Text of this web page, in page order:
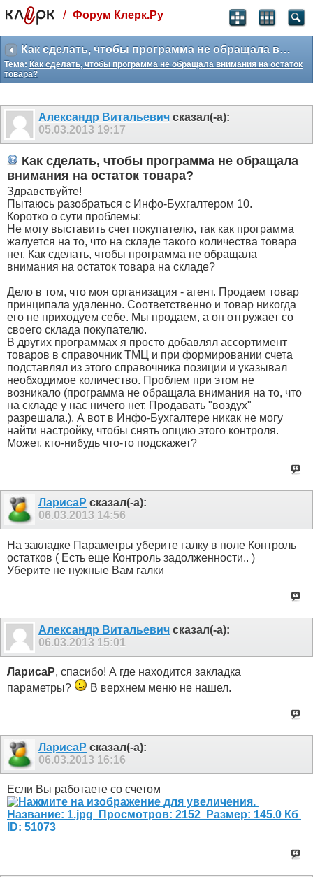
Святые угодники, Клерк без рекламы
прекрасен:)
месяц
99 ₽
259 ₽
-10%
полгода
499 ₽
-15%
Отмена Оплатить
/ Форум Клерк.Ру
Как сделать, чтобы программа не обращала внимания на остаток товара?
Тема: Как сделать, чтобы программа не обращала внимания на остаток
товара?
Александр Витальевич сказал(-а):
05.03.2013 19:17
Как сделать, чтобы программа не обращала
внимания на остаток товара?
Здравствуйте!
Пытаюсь разобраться с Инфо-Бухгалтером 10.
Коротко о сути проблемы:
Не могу выставить счет покупателю, так как программа
жалуется на то, что на складе такого количества товара
нет. Как сделать, чтобы программа не обращала
внимания на остаток товара на складе?
Дело в том, что моя организация - агент. Продаем товар
принципала удаленно. Соответственно и товар никогда
его не приходуем себе. Мы продаем, а он отгружает со
своего склада покупателю.
В других программах я просто добавлял ассортимент
товаров в справочник ТМЦ и при формировании счета
подставлял из этого справочника позиции и указывал
необходимое количество. Проблем при этом не
возникало (программа не обращала внимания на то, что
на складе у нас ничего нет. Продавать "воздух"
разрешала.). А вот в Инфо-Бухгалтере никак не могу
найти настройку, чтобы снять опцию этого контроля.
Может, кто-нибудь что-то подскажет?
ЛарисаР сказал(-а):
06.03.2013 14:56
На закладке Параметры уберите галку в поле Контроль
остатков ( Есть еще Контроль задолженности.. )
Уберите не нужные Вам галки
Александр Витальевич сказал(-а):
06.03.2013 15:01
ЛарисаР, спасибо! А где находится закладка
параметры?
В верхнем меню не нашел.
ЛарисаР сказал(-а):
06.03.2013 16:16
Если Вы работаете со счетом